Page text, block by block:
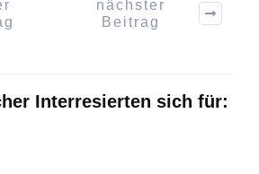
nächster
Beitrag
Interresierten sich für: